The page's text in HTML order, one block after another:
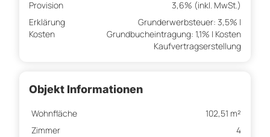
Provision
3,6% (inkl. MwSt.)
Erklärung
Kosten
Grunderwerbsteuer: 3,5% |
Grundbucheintragung: 1,1% | Kosten
Kaufvertragserstellung
Objekt Informationen
Wohnfläche
102,51 m²
Zimmer
4